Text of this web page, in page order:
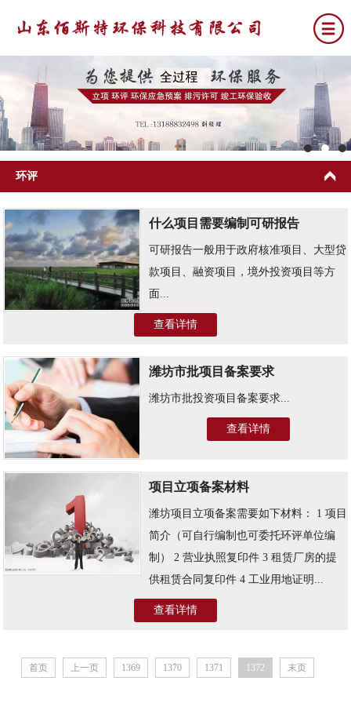
网站首页
关于我们
排污许可
竣工环保验收
环保应急预案
联系我们
环评
什么项目需要编制可研报告
可研报告一般用于政府核准项目、大型贷
款项目、融资项目，境外投资项目等方
面...
查看详情
潍坊市批项目备案要求
潍坊市批投资项目备案要求...
查看详情
项目立项备案材料
潍坊项目立项备案需要如下材料： 1 项目
简介（可自行编制也可委托环评单位编
制） 2 营业执照复印件 3 租赁厂房的提
供租赁合同复印件 4 工业用地证明...
查看详情
首页 上一页 1369 1370 1371 1372 末页